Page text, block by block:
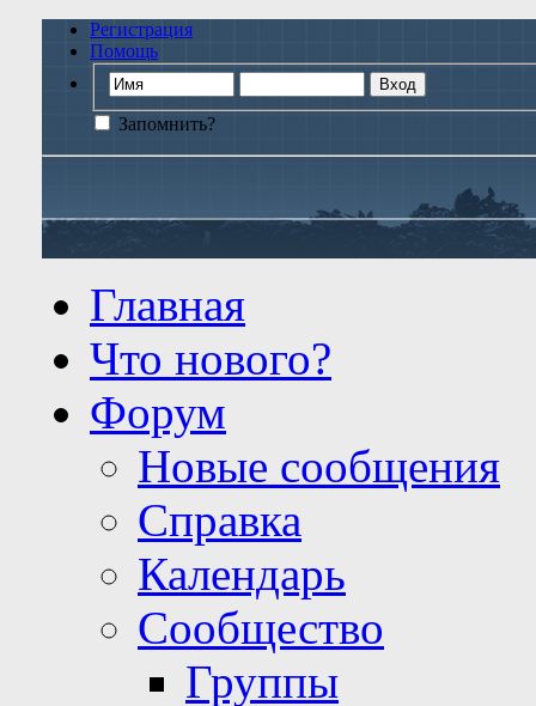
Регистрация
Помощь
Запомнить?
Главная
Что нового?
Форум
Новые сообщения
Справка
Календарь
Сообщество
Группы